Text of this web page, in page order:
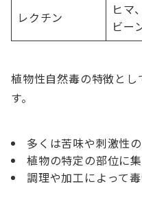
レクチン
ヒマ
ビー
植物性自然毒の特徴と
す。
多くは苦味や刺激性
植物の特定の部位に
調理や加工によって